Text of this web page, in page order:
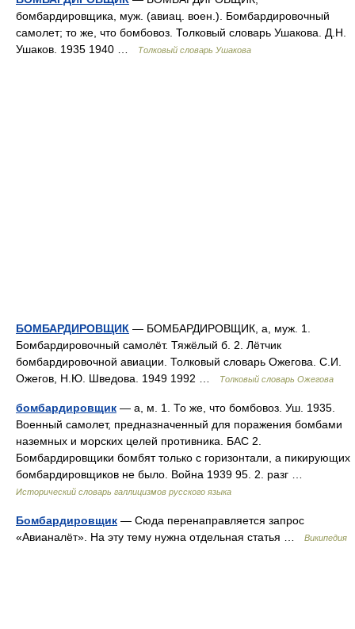
бомбардировщика, муж. (авиац. воен.). Бомбардировочный
самолет; то же, что бомбовоз. Толковый словарь Ушакова. Д.Н.
Ушаков. 1935 1940 …
Толковый словарь Ушакова
БОМБАРДИРОВЩИК — БОМБАРДИРОВЩИК, а, муж. 1.
Бомбардировочный самолёт. Тяжёлый б. 2. Лётчик
бомбардировочной авиации. Толковый словарь Ожегова. С.И.
Ожегов, Н.Ю. Шведова. 1949 1992 …
Толковый словарь Ожегова
бомбардировщик — а, м. 1. То же, что бомбовоз. Уш. 1935.
Военный самолет, предназначенный для поражения бомбами
наземных и морских целей противника. БАС 2.
Бомбардировщики бомбят только с горизонтали, а пикирующих
бомбардировщиков не было. Война 1939 95. 2. разг …
Исторический словарь галлицизмов русского языка
Бомбардировщик — Сюда перенаправляется запрос
«Авианалёт». На эту тему нужна отдельная статья …
Википедия